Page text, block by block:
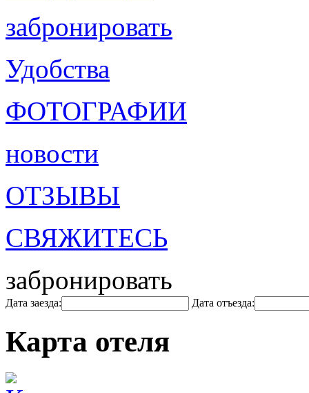
забронировать
Удобства
ФОТОГРАФИИ
новости
ОТЗЫВЫ
СВЯЖИТЕСЬ
забронировать
Дата заезда: Дата отъезда:
Карта отеля